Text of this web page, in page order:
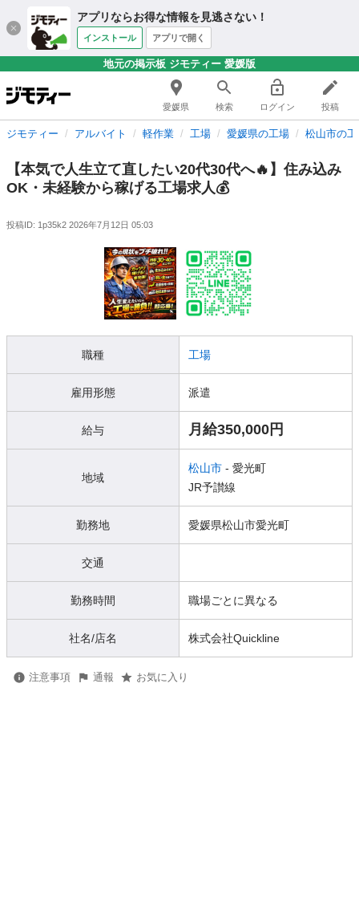
アプリならお得な情報を見逃さない！
インストール アプリで開く
地元の掲示板 ジモティー 愛媛版
愛媛県 検索 ログイン 投稿
ジモティー アルバイト 軽作業 工場 愛媛県の工場 松山市の
【本気で人生立て直したい20代30代へ🔥】住み込み
OK・未経験から稼げる工場求人💰
投稿ID: 1p35k2 2026年7月12日 05:03
職種 工場
雇用形態 派遣
給与 月給350,000円
地域
松山市 - 愛光町
JR予讃線
勤務地 愛媛県松山市愛光町
交通
勤務時間 職場ごとに異なる
社名/店名 株式会社Quickline
注意事項 通報 お気に入り